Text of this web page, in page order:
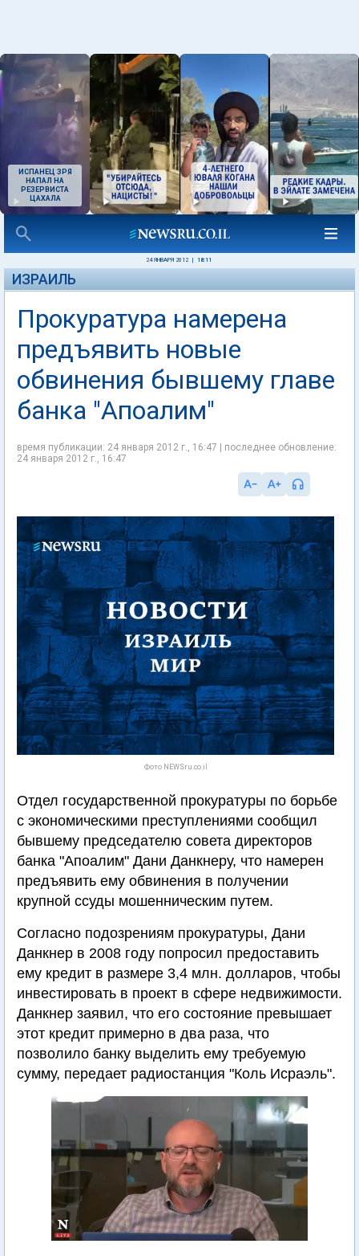
ИСПАНЕЦ ЗРЯ
НАПАЛ НА
РЕЗЕРВИСТА
ЦАХАЛА
24 ЯНВАРЯ 2012 18:11
ИЗРАИЛЬ
Прокуратура намерена
предъявить новые
обвинения бывшему главе
банка "Апоалим"
время публикации: 24 января 2012 г., 16:47 | последнее обновление:
24 января 2012 г., 16:47
Фото NEWSru.co.il
Отдел государственной прокуратуры по борьбе
с экономическими преступлениями сообщил
бывшему председателю совета директоров
банка "Апоалим" Дани Данкнеру, что намерен
предъявить ему обвинения в получении
крупной ссуды мошенническим путем.
Согласно подозрениям прокуратуры, Дани
Данкнер в 2008 году попросил предоставить
ему кредит в размере 3,4 млн. долларов, чтобы
инвестировать в проект в сфере недвижимости.
Данкнер заявил, что его состояние превышает
этот кредит примерно в два раза, что
позволило банку выделить ему требуемую
сумму, передает радиостанция "Коль Исраэль".